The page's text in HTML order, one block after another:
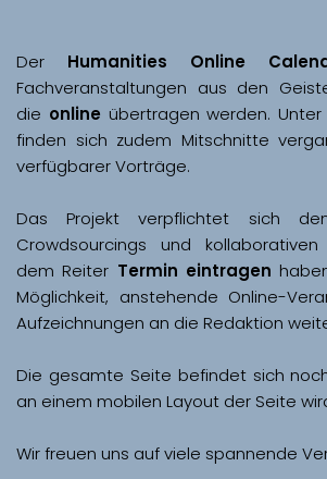
Der Humanities Online
Fachveranstaltungen aus den
die online übertragen werden.
finden sich zudem Mitschnitte
Das Projekt verpflichtet sich
Crowdsourcings und
dem Reiter Termin eintragen
Möglichkeit, anstehende Online-
Aufzeichnungen an die Redaktion
Die gesamte Seite befindet sich
Wir freuen uns auf viele spannende